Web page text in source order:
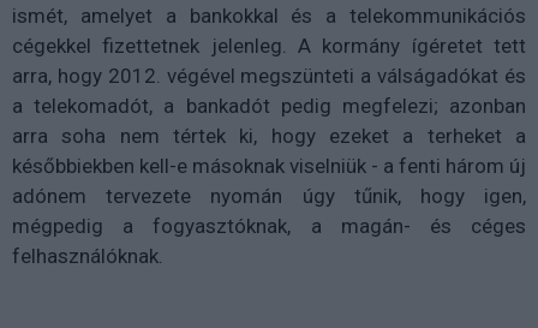
ismét, amelyet a bankokkal és a telekommunikációs
cégekkel fizettetnek jelenleg. A kormány ígéretet tett
arra, hogy 2012. végével megszünteti a válságadókat és
a telekomadót, a bankadót pedig megfelezi; azonban
arra soha nem tértek ki, hogy ezeket a terheket a
későbbiekben kell-e másoknak viselniük - a fenti három új
adónem tervezete nyomán úgy tűnik, hogy igen,
mégpedig a fogyasztóknak, a magán- és céges
felhasználóknak.